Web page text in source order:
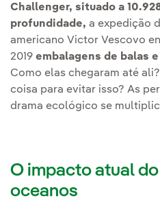
Challenger, situado a
profundidade, a expedição
americano Victor Vescovo
2019 embalagens de balas
Como elas chegaram até
coisa para evitar isso? As
drama ecológico se
O impacto atual
oceanos